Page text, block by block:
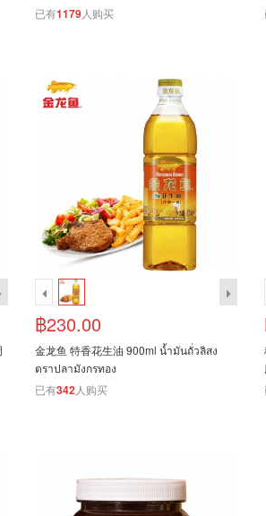
已有1179人购买
฿230.00
金龙鱼 特香花生油 900ml น้ำมันถั่วลิสง
ตราปลามังกรทอง
已有342人购买